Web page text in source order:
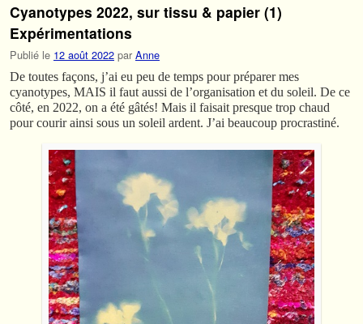
Cyanotypes 2022, sur tissu & papier (1)
Expérimentations
Publié le 12 août 2022 par Anne
De toutes façons, j’ai eu peu de temps pour préparer mes
cyanotypes, MAIS il faut aussi de l’organisation et du soleil. De ce
côté, en 2022, on a été gâtés! Mais il faisait presque trop chaud
pour courir ainsi sous un soleil ardent. J’ai beaucoup procrastiné.